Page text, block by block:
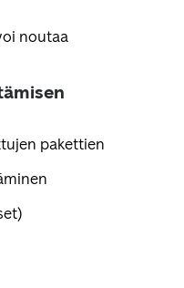
noutaa
pakettien